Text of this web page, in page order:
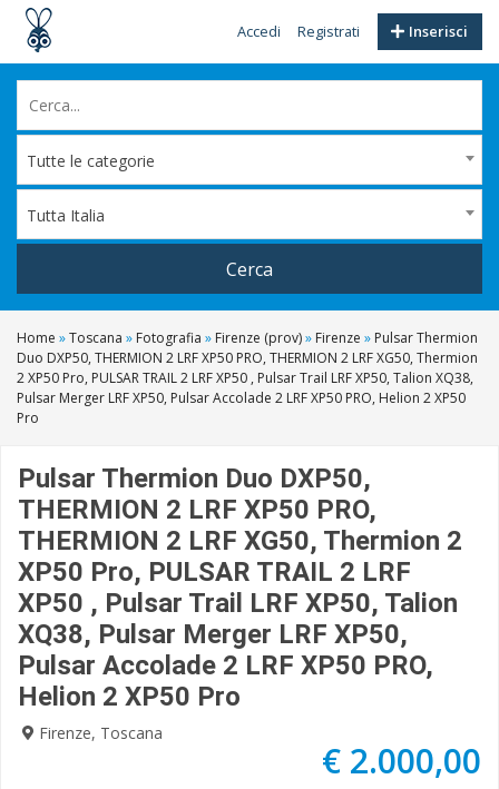
Inserisci
Accedi Registrati
Tutte le categorie
Tutta Italia
Cerca
Home »Toscana » Fotografia » Firenze (prov)» Firenze » Pulsar Thermion
Duo DXP50, THERMION 2 LRF XP50 PRO, THERMION 2 LRF XG50, Thermion
2 XP50 Pro, PULSAR TRAIL 2 LRF XP50 , Pulsar Trail LRF XP50, Talion XQ38,
Pulsar Merger LRF XP50, Pulsar Accolade 2 LRF XP50 PRO, Helion 2 XP50
Pro
Pulsar Thermion Duo DXP50,
THERMION 2 LRF XP50 PRO,
THERMION 2 LRF XG50, Thermion 2
XP50 Pro, PULSAR TRAIL 2 LRF
XP50 , Pulsar Trail LRF XP50, Talion
XQ38, Pulsar Merger LRF XP50,
Pulsar Accolade 2 LRF XP50 PRO,
Helion 2 XP50 Pro
Firenze, Toscana
€ 2.000,00